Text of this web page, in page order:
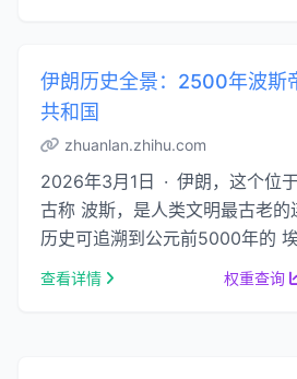
伊朗历史全景：2500年波斯
共和国
zhuanlan.zhihu.com
2026年3月1日 · 伊朗，这个位于
古称 波斯，是人类文明最古老的
历史可追溯到公元前5000年的
仰与神权 一直是贯穿始终的核心
查看详情 权重查询